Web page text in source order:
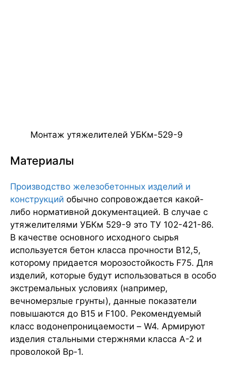
Монтаж утяжелителей УБКм-529-9
Материалы
Производство железобетонных изделий и
конструкций обычно сопровождается какой-
либо нормативной документацией. В случае с
утяжелителями УБКм 529-9 это ТУ 102-421-86.
В качестве основного исходного сырья
используется бетон класса прочности В12,5,
которому придается морозостойкость F75. Для
изделий, которые будут использоваться в особо
экстремальных условиях (например,
вечномерзлые грунты), данные показатели
повышаются до В15 и F100. Рекомендуемый
класс водонепроницаемости – W4. Армируют
изделия стальными стержнями класса А-2 и
проволокой Вр-1.